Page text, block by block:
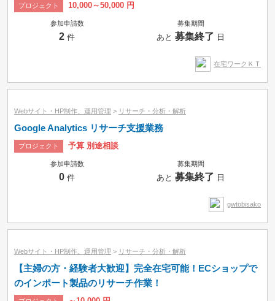
プロジェクト 10,000～50,000 円
参加申請数
2 件
募集期間
あと募集終了 日
在宅ワークＫＴ
Webサイト・HP制作、運用管理 > リサーチ・分析・解析
Google Analytics リサーチ支援業務
プロジェクト 予算 別途相談
参加申請数
0 件
募集期間
あと募集終了 日
gwtobisako
Webサイト・HP制作、運用管理 > リサーチ・分析・解析
【主婦の方・経験者大歓迎】完全在宅可能！ECショップで
のインポート製品のリサーチ作業！